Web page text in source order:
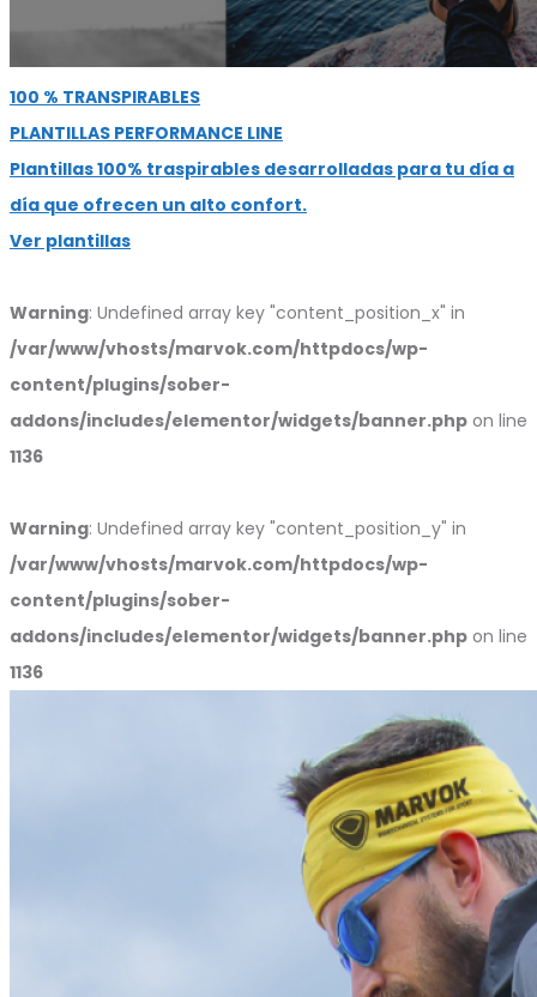
100 % TRANSPIRABLES
PLANTILLAS PERFORMANCE LINE
Plantillas 100% traspirables desarrolladas para tu día a
día que ofrecen un alto confort.
Ver plantillas
Warning: Undefined array key "content_position_x" in
/var/www/vhosts/marvok.com/httpdocs/wp-
content/plugins/sober-
addons/includes/elementor/widgets/banner.php on line
1136
Warning: Undefined array key "content_position_y" in
/var/www/vhosts/marvok.com/httpdocs/wp-
content/plugins/sober-
addons/includes/elementor/widgets/banner.php on line
1136